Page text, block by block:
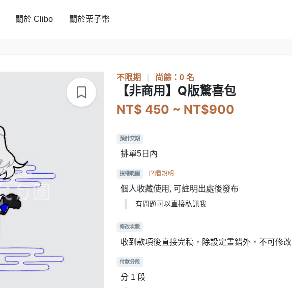
關於 Clibo 關於栗子幣
不限期 尚餘：0 名
【非商用】Q版驚喜包
NT$ 450 ~ NT$900
預計交期
排單5日內
授權範圍 [?]看說明
個人收藏使用, 可註明出處後發布
有問題可以直接私訊我
修改次數
收到款項後直接完稿，除設定畫錯外，不可修改
付款分段
分 1 段